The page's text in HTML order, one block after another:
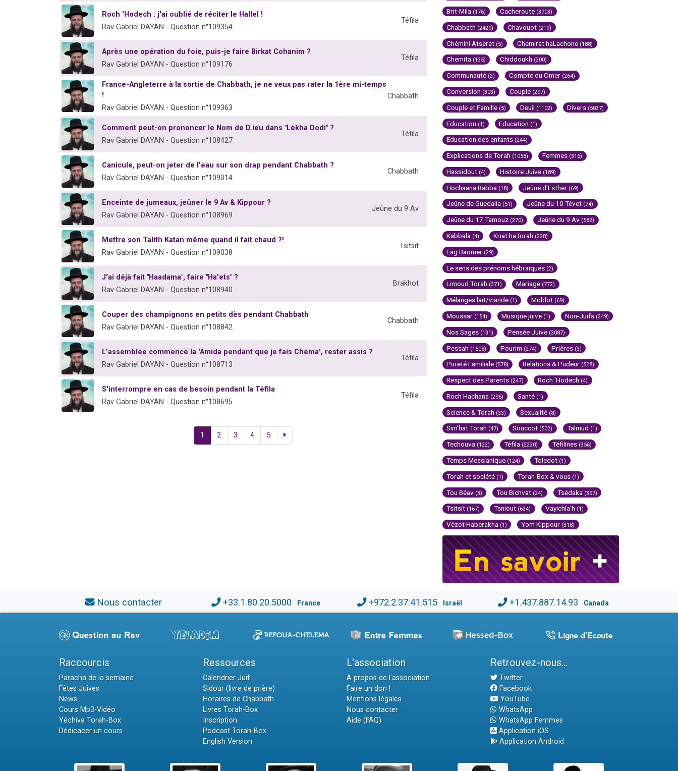
Roch 'Hodech : j'ai oublié de réciter le Hallel !
Rav Gabriel DAYAN - Question n°109354
Téfila
Après une opération du foie, puis-je faire Birkat Cohanim ?
Rav Gabriel DAYAN - Question n°109176
Téfila
France-Angleterre à la sortie de Chabbath, je ne veux pas rater la 1ère mi-temps
!
Rav Gabriel DAYAN - Question n°109363
Chabbath
Comment peut-on prononcer le Nom de D.ieu dans "Lékha Dodi" ?
Rav Gabriel DAYAN - Question n°108427
Téfila
Canicule, peut-on jeter de l'eau sur son drap pendant Chabbath ?
Rav Gabriel DAYAN - Question n°109014
Chabbath
Enceinte de jumeaux, jeûner le 9 Av & Kippour ?
Rav Gabriel DAYAN - Question n°108969
Jeûne du 9 Av
Mettre son Talith Katan même quand il fait chaud ?!
Rav Gabriel DAYAN - Question n°109038
Tsitsit
J'ai déjà fait "Haadama", faire "Ha'ets" ?
Rav Gabriel DAYAN - Question n°108940
Brakhot
Couper des champignons en petits dès pendant Chabbath
Rav Gabriel DAYAN - Question n°108842
Chabbath
L'assemblée commence la 'Amida pendant que je fais Chéma', rester assis ?
Rav Gabriel DAYAN - Question n°108713
Téfila
S'interrompre en cas de besoin pendant la Téfila
Rav Gabriel DAYAN - Question n°108695
Téfila
1 2 3 4 5
Brit-Mila (176) Cacheroute (3703)
Chabbath (2429) Chavouot (219)
Chémini Atseret (5) Chemirat haLachone (188)
Chemita (135) Chiddoukh (200)
Communauté (3) Compte du Omer (264)
Conversion (303) Couple (297)
Couple et Famille (5) Deuil (1102) Divers (5037)
Education (1) Education (1)
Education des enfants (244)
Explications de Torah (1058) Femmes (316)
Hassidout (4) Histoire Juive (189)
Hochaana Rabba (18) Jeûne d'Esther (69)
Jeûne de Guedalia (51) Jeûne du 10 Tévet (74)
Jeûne du 17 Tamouz (270) Jeûne du 9 Av (582)
Kabbala (4) Kriat haTorah (220)
Lag Baomer (29)
Le sens des prénoms hébraïques (2)
Limoud Torah (371) Mariage (772)
Mélanges lait/viande (1) Middot (69)
Moussar (154) Musique juive (1) Non-Juifs (249)
Nos Sages (131) Pensée Juive (3087)
Pessah (1508) Pourim (274) Prières (3)
Pureté Familiale (578) Relations & Pudeur (528)
Respect des Parents (247) Roch 'Hodech (4)
Roch Hachana (296) Santé (1)
Science & Torah (33) Sexualité (8)
Sim'hat Torah (47) Souccot (502) Talmud (1)
Techouva (122) Téfila (2230) Téfilines (356)
Temps Messianique (124) Toledot (1)
Torah et société (1) Torah-Box & vous (1)
Tou Béav (3) Tou Bichvat (24) Tsédaka (397)
Tsitsit (167) Tsniout (634) Vayichla'h (1)
Vézot Haberakha (1) Yom Kippour (318)
Nous contacter +33.1.80.20.5000 France +972.2.37.41.515 Israël +1.437.887.14.93 Canada
Raccourcis
Paracha de la semaine
Fêtes Juives
News
Cours Mp3-Vidéo
Yéchiva Torah-Box
Dédicacer un cours
Ressources
Calendrier Juif
Sidour (livre de prière)
Horaires de Chabbath
Livres Torah-Box
Inscription
Podcast Torah-Box
English Version
L'association
A propos de l'association
Faire un don !
Mentions légales
Nous contacter
Aide (FAQ)
Retrouvez-nous...
Twitter
Facebook
YouTube
WhatsApp
WhatsApp Femmes
Application iOS
Application Android